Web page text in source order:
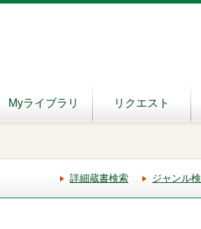
Myライブラリ リクエスト
詳細蔵書検索 ジャンル